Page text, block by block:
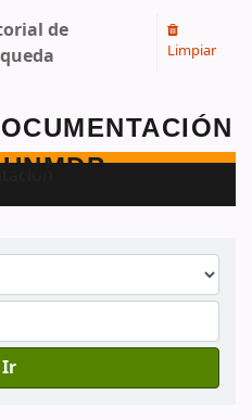
- FAUD - Unmdp -
de
Limpiar
Ir